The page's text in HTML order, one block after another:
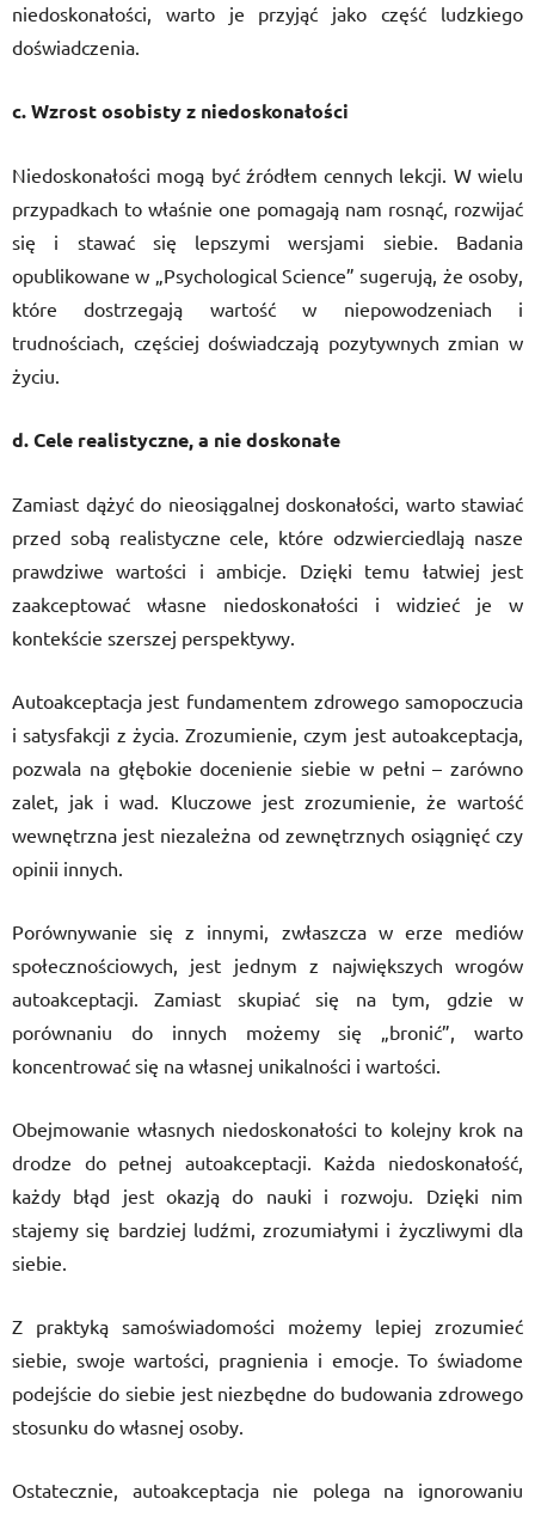
niedoskonałości, warto je przyjąć jako część ludzkiego
doświadczenia.
c. Wzrost osobisty z niedoskonałości
Niedoskonałości mogą być źródłem cennych lekcji. W wielu
przypadkach to właśnie one pomagają nam rosnąć, rozwijać
się i stawać się lepszymi wersjami siebie. Badania
opublikowane w „Psychological Science” sugerują, że osoby,
które dostrzegają wartość w niepowodzeniach i
trudnościach, częściej doświadczają pozytywnych zmian w
życiu.
d. Cele realistyczne, a nie doskonałe
Zamiast dążyć do nieosiągalnej doskonałości, warto stawiać
przed sobą realistyczne cele, które odzwierciedlają nasze
prawdziwe wartości i ambicje. Dzięki temu łatwiej jest
zaakceptować własne niedoskonałości i widzieć je w
kontekście szerszej perspektywy.
Autoakceptacja jest fundamentem zdrowego samopoczucia
i satysfakcji z życia. Zrozumienie, czym jest autoakceptacja,
pozwala na głębokie docenienie siebie w pełni – zarówno
zalet, jak i wad. Kluczowe jest zrozumienie, że wartość
wewnętrzna jest niezależna od zewnętrznych osiągnięć czy
opinii innych.
Porównywanie się z innymi, zwłaszcza w erze mediów
społecznościowych, jest jednym z największych wrogów
autoakceptacji. Zamiast skupiać się na tym, gdzie w
porównaniu do innych możemy się „bronić”, warto
koncentrować się na własnej unikalności i wartości.
Obejmowanie własnych niedoskonałości to kolejny krok na
drodze do pełnej autoakceptacji. Każda niedoskonałość,
każdy błąd jest okazją do nauki i rozwoju. Dzięki nim
stajemy się bardziej ludźmi, zrozumiałymi i życzliwymi dla
siebie.
Z praktyką samoświadomości możemy lepiej zrozumieć
siebie, swoje wartości, pragnienia i emocje. To świadome
podejście do siebie jest niezbędne do budowania zdrowego
stosunku do własnej osoby.
Ostatecznie, autoakceptacja nie polega na ignorowaniu